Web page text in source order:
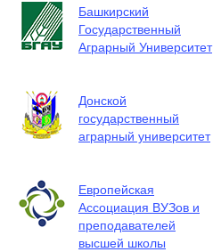
Башкирский
Государственный
Аграрный Университет
Донской
государственный
аграрный университет
Европейская
Ассоциация ВУЗов и
преподавателей
высшей школы